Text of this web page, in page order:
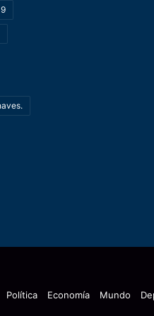
Política Economía Mundo